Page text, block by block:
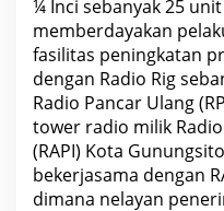
d
n
R
d
i
o
u
n
t
u
k
¼ Inci sebanyak 25
memberdayakan
fasilitas peningkatan
dengan Radio Rig
Radio Pancar Ulang
tower radio milik
(RAPI) Kota
bekerjasama dengan
dimana nelayan